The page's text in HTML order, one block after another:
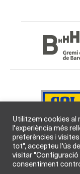
Utilitzem cookies al
l'experiència més
preferències i
tot", accepteu l'ús
visitar "Configuració
consentiment